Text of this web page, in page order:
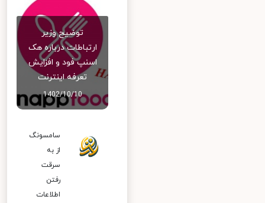
توضیح وزیر
ارتباطات درباره هک
اسنپ‌ فود و افزایش
تعرفه اینترنت
1402/10/10
سامسونگ
از به
سرقت
رفتن
اطلاعات